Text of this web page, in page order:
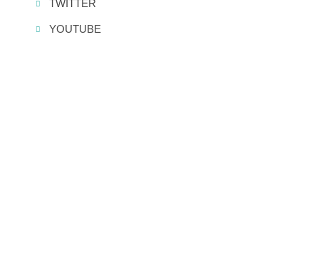
TWITTER
YOUTUBE